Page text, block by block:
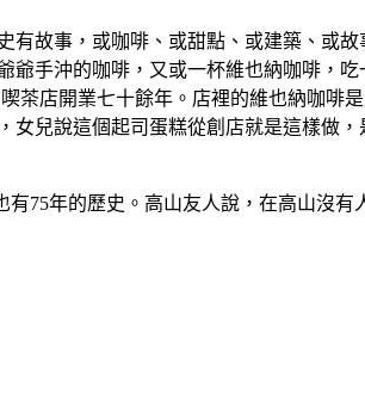
故事，或咖啡、或甜點、或建築、或
手沖的咖啡，又或一杯維也納咖啡，
茶店開業七十餘年。店裡的維也納咖啡
兒說這個起司蛋糕從創店就是這樣做
75年的歷史。高山友人說，在高山沒有